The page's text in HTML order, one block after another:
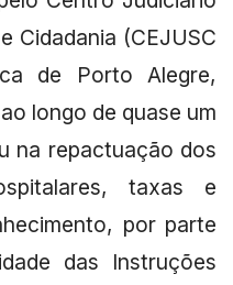
Cidadania (CEJUSC
de Porto Alegre,
longo de quase um
na repactuação dos
taxas e
por parte
das Instruções